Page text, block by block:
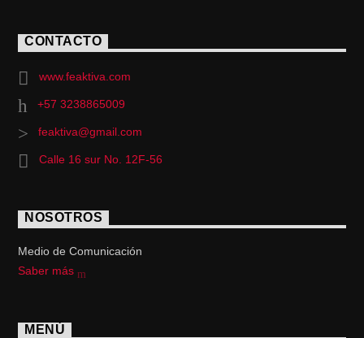
CONTACTO
www.feaktiva.com
+57 3238865009
feaktiva@gmail.com
Calle 16 sur No. 12F-56
NOSOTROS
Medio de Comunicación
Saber más
MENÚ